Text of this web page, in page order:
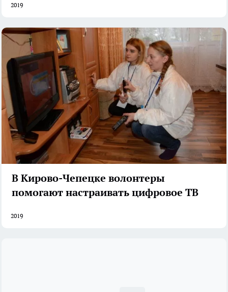
2019
В Кирово-Чепецке волонтеры
помогают настраивать цифровое ТВ
2019